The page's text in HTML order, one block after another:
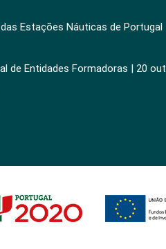
Estações Náuticas de Portugal
de Entidades Formadoras | 20 out